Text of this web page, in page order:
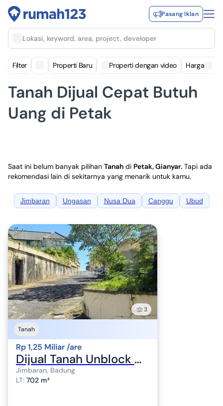
Pasang Iklan
Lokasi, keyword, area, project, developer
Filter Properti Baru Properti dengan video Harga
Tanah Dijual Cepat Butuh
Uang di Petak
Saat ini belum banyak pilihan Tanah di Petak, Gianyar. Tapi ada
rekomendasi lain di sekitarnya yang menarik untuk kamu.
Jimbaran Ungasan Nusa Dua Canggu Ubud
3
Tanah
Rp 1,25 Miliar /are
Dijual Tanah Unblock View, Jimbaran, Kuta Selatan
Jimbaran, Badung
LT: 702 m²